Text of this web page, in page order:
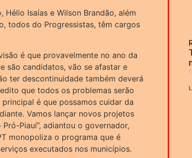
Hélio Isaías e Wilson Brandão, além
todos do Progressistas, têm cargos
é que provavelmente no ano da
são candidatos, vão se afastar e
ter descontinuidade também deverá
que todos os problemas serão
é que possamos cuidar da
Vamos lançar novos projetos
Piauí”, adiantou o governador,
monopoliza o programa que é
executados nos municípios.